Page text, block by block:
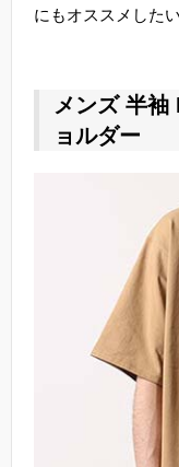
にもオススメした
メンズ 半袖
ョルダー